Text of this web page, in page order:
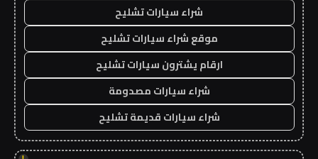
شراء سيارات تشليح
موقع شراء سيارات تشليح
ارقام يشترون سيارات تشليح
شراء سيارات مصدومة
شراء سيارات قديمة تشليح